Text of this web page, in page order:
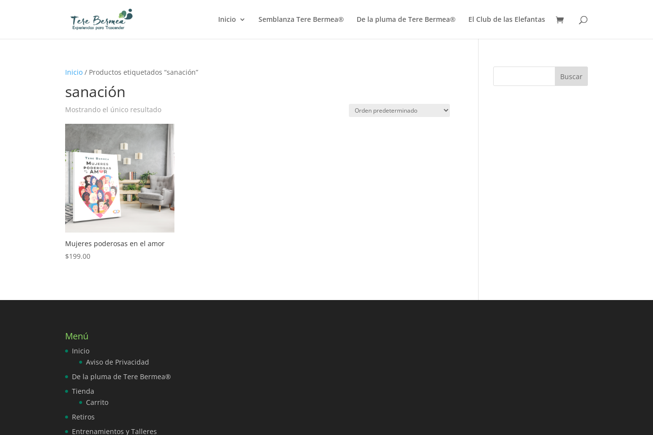
Inicio Semblanza Tere Bermea® De la pluma de Tere Bermea® El Club de las Elefantas
Inicio / Productos etiquetados “sanación”
sanación
Mostrando el único resultado
Mujeres poderosas en el amor
$199.00
Menú
Inicio
Aviso de Privacidad
De la pluma de Tere Bermea®
Tienda
Carrito
Retiros
Entrenamientos y Talleres